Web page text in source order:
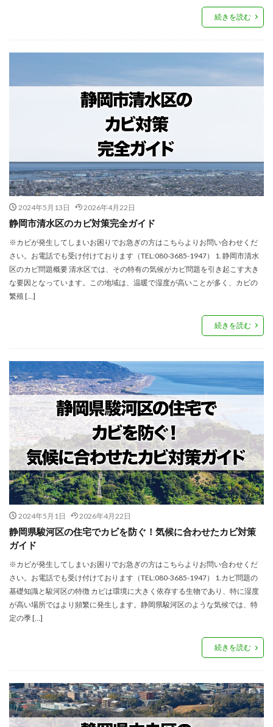
続きを読む
2024年5月13日 2026年4月22日
静岡市清水区のカビ対策完全ガイド
※カビが発生してしまいお困りでお急ぎの方はこちらよりお問い合わせくだ
さい。お電話でも受け付けております（TEL:080-3685-1947） 1. 静岡市清水
区のカビ問題概要 清水区では、その特有の気候がカビ問題を引き起こす大き
な要因となっています。この地域は、温暖で湿度が高いことが多く、カビの
繁殖 […]
続きを読む
2024年5月1日 2026年4月22日
静岡県駿河区の住宅でカビを防ぐ！気候に合わせたカビ対策
ガイド
※カビが発生してしまいお困りでお急ぎの方はこちらよりお問い合わせくだ
さい。お電話でも受け付けております（TEL:080-3685-1947） 1.カビ問題の
基礎知識と駿河区の特徴 カビは環境に大きく依存する生物であり、特に湿度
が高い場所ではより頻繁に発生します。静岡県駿河区のような気候では、特
定の季 […]
続きを読む